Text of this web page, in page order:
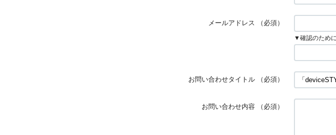
メールアドレス （必須）
▼確認のため
お問い合わせタイトル （必須）
お問い合わせ内容 （必須）